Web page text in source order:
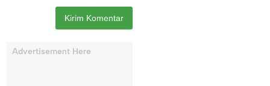
Advertisement Here